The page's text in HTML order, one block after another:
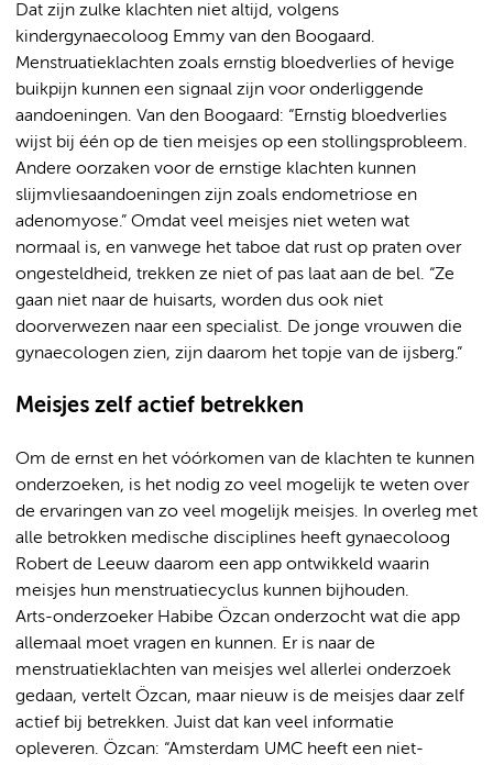
Dat zijn zulke klachten niet altijd, volgens
kindergynaecoloog Emmy van den Boogaard.
Menstruatieklachten zoals ernstig bloedverlies of hevige
buikpijn kunnen een signaal zijn voor onderliggende
aandoeningen. Van den Boogaard: “Ernstig bloedverlies
wijst bij één op de tien meisjes op een stollingsprobleem.
Andere oorzaken voor de ernstige klachten kunnen
slijmvliesaandoeningen zijn zoals endometriose en
adenomyose.” Omdat veel meisjes niet weten wat
normaal is, en vanwege het taboe dat rust op praten over
ongesteldheid, trekken ze niet of pas laat aan de bel. “Ze
gaan niet naar de huisarts, worden dus ook niet
doorverwezen naar een specialist. De jonge vrouwen die
gynaecologen zien, zijn daarom het topje van de ijsberg.”
Meisjes zelf actief betrekken
Om de ernst en het vóórkomen van de klachten te kunnen
onderzoeken, is het nodig zo veel mogelijk te weten over
de ervaringen van zo veel mogelijk meisjes. In overleg met
alle betrokken medische disciplines heeft gynaecoloog
Robert de Leeuw daarom een app ontwikkeld waarin
meisjes hun menstruatiecyclus kunnen bijhouden.
Arts-onderzoeker Habibe Özcan onderzocht wat die app
allemaal moet vragen en kunnen. Er is naar de
menstruatieklachten van meisjes wel allerlei onderzoek
gedaan, vertelt Özcan, maar nieuw is de meisjes daar zelf
actief bij betrekken. Juist dat kan veel informatie
opleveren. Özcan: “Amsterdam UMC heeft een niet-